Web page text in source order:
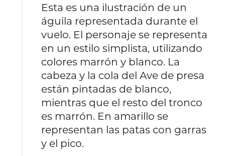
Esta es una ilustración de un
águila representada durante el
vuelo. El personaje se representa
en un estilo simplista, utilizando
colores marrón y blanco. La
cabeza y la cola del Ave de presa
están pintadas de blanco,
mientras que el resto del tronco
es marrón. En amarillo se
representan las patas con garras
y el pico.